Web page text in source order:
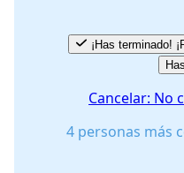
¡Has terminado!
Cancelar: No
4 personas más